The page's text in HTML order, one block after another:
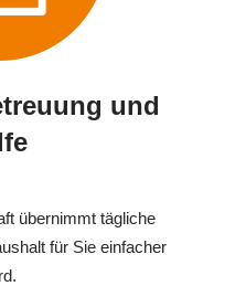
und
übernimmt tägliche
für Sie einfacher